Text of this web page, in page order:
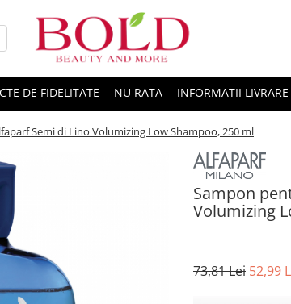
DE FIDELITATE NU RATA INFORMATII LIVRARE
Semi di Lino Volumizing Low Shampoo, 250 ml
Sampon
Volumizing
73,81 Lei 52,99